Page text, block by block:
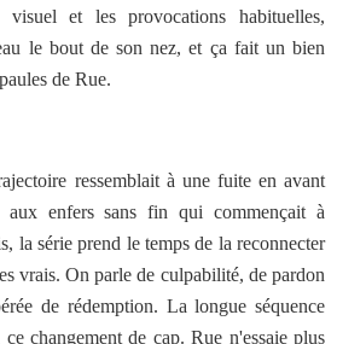
et les provocations habituelles,
le bout de son nez, et ça fait un bien
de Rue.
ressemblait à une fuite en avant
aux enfers sans fin qui commençait à
la série prend le temps de la reconnecter
vrais. On parle de culpabilité, de pardon
de rédemption. La longue séquence
changement de cap. Rue n'essaie plus